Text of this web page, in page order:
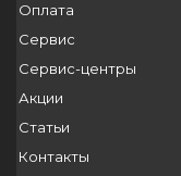
Оплата
Сервис
Сервис-центры
Акции
Статьи
Контакты